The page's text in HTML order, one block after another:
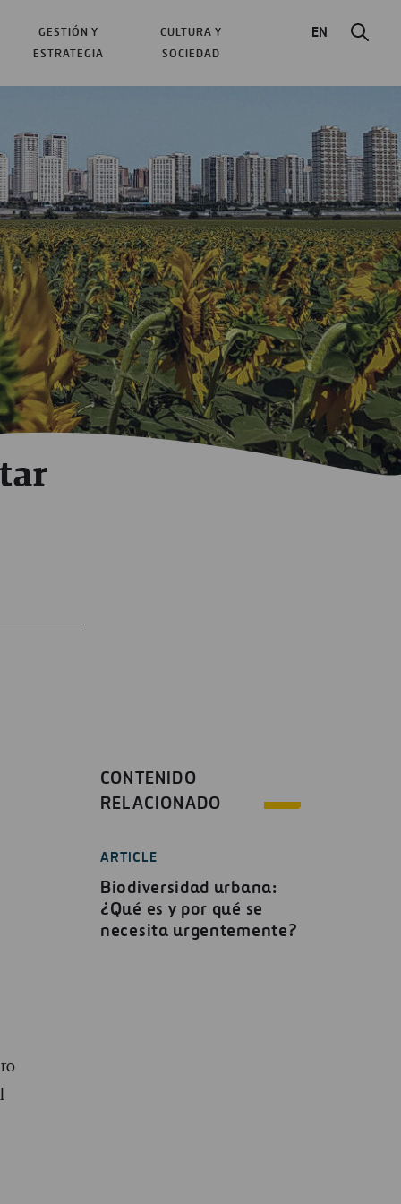
GESTIÓN Y
ESTRATEGIA
CULTURA Y
SOCIEDAD
EN
CONTENIDO
RELACIONADO
ARTICLE
Biodiversidad urbana:
¿Qué es y por qué se
necesita urgentemente?